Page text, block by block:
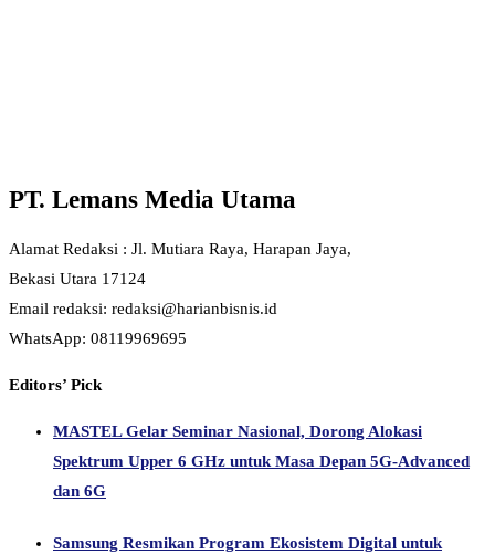
PT. Lemans Media Utama
Alamat Redaksi : Jl. Mutiara Raya, Harapan Jaya,
Bekasi Utara 17124
Email redaksi: redaksi@harianbisnis.id
WhatsApp: 08119969695
Editors’ Pick
MASTEL Gelar Seminar Nasional, Dorong Alokasi
Spektrum Upper 6 GHz untuk Masa Depan 5G-Advanced
dan 6G
Samsung Resmikan Program Ekosistem Digital untuk